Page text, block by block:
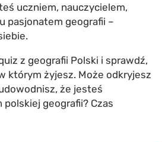
uczniem, nauczycielem,
pasjonatem geografii –
z geografii Polski i sprawdź,
którym żyjesz. Może odkryjesz
że jesteś
geografii? Czas